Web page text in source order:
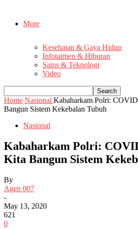
More
Kesehatan & Gaya Hidup
Infotaimen & Hiburan
Sains & Teknologi
Video
Home Nasional Kabaharkam Polri:
Bangun Sistem Kekebalan Tubuh
Nasional
Kabaharkam Polri:
Kita Bangun Sistem
By
Agen 007
-
May 13, 2020
621
0